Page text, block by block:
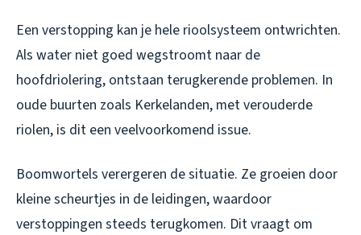
Een verstopping kan je hele rioolsysteem ontwrichten.
Als water niet goed wegstroomt naar de
hoofdriolering, ontstaan terugkerende problemen. In
oude buurten zoals Kerkelanden, met verouderde
riolen, is dit een veelvoorkomend issue.
Boomwortels verergeren de situatie. Ze groeien door
kleine scheurtjes in de leidingen, waardoor
verstoppingen steeds terugkomen. Dit vraagt om